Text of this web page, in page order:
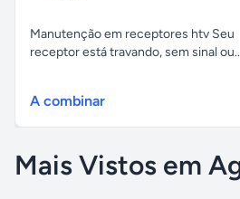
Manutenção em receptores htv Seu
receptor está travando, sem sinal
A combinar
Mais Vistos em